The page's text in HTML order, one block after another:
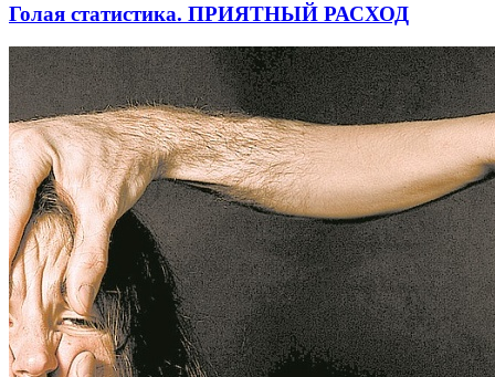
Голая статистика. ПРИЯТНЫЙ РАСХОД